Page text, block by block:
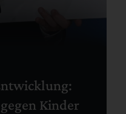
Kinder